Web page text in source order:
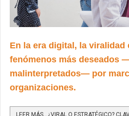
En la era digital, la viralidad
fenómenos más deseados
malinterpretados— por
organizaciones.